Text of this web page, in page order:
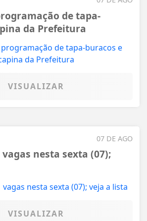
de tapa-
da Prefeitura
VISUALIZAR
07 DE AGO
nesta sexta (07);
VISUALIZAR